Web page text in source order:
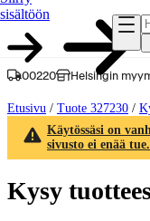
sisältöön
00220 Helsingin
Etusivu / Tuote 327230 /
Käytössäsi on
sivusto ei enää
Kysy